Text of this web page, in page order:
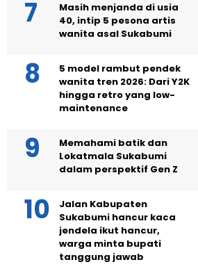
Masih menjanda di usia
40, intip 5 pesona artis
wanita asal Sukabumi
5 model rambut pendek
wanita tren 2026: Dari Y2K
hingga retro yang low-
maintenance
Memahami batik dan
Lokatmala Sukabumi
dalam perspektif Gen Z
Jalan Kabupaten
Sukabumi hancur kaca
jendela ikut hancur,
warga minta bupati
tanggung jawab